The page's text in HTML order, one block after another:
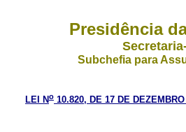
Presidência
Subchefia para
LEI No 10.820, DE 17 DE